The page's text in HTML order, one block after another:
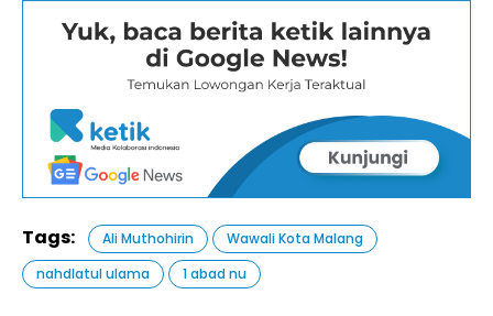
Tags: Ali Muthohirin
Wawali Kota Malang
nahdlatul ulama
1 abad nu